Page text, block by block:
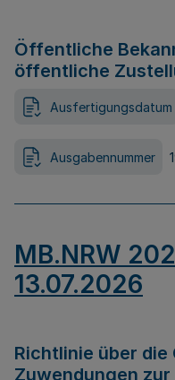
Öffentliche
öffentliche
Ausfertigungsdatum
Ausgabennummer
MB.NRW
13.07.2026
Richtlinie über die
Zuwendungen